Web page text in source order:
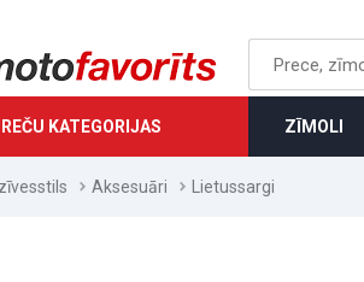
KATEGORIJAS ZĪMOLI
Aksesuāri Lietussargi